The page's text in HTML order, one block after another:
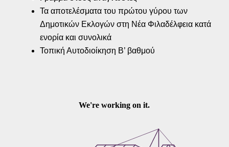
Τα αποτελέσματα του πρώτου γύρου των
Δημοτικών Εκλογών στη Νέα Φιλαδέλφεια κατά
ενορία και συνολικά
Τοπική Αυτοδιοίκηση Β’ βαθμού